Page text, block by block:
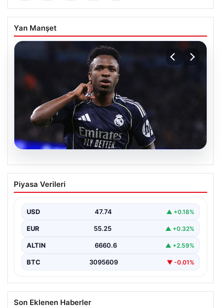
Yan Manşet
07.08.2026
Vinicius Jr. Real Madrid ile geleceğini
güvence altına aldı
Vinicius Junior için beklenen karar açıklandı. Real
Madrid,…
Piyasa Verileri
USD 47.74 ▲ +0.18%
EUR 55.25 ▲ +0.32%
ALTIN 6660.6 ▲ +2.59%
BTC 3095609 ▼ -0.01%
Son Eklenen Haberler